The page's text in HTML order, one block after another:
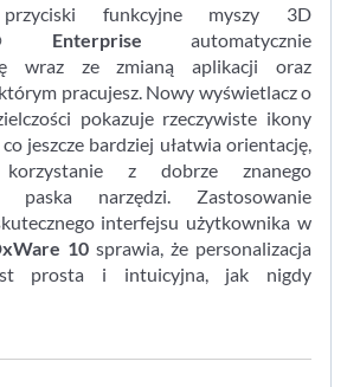
przyciski funkcyjne myszy 3D
Enterprise automatycznie
wraz ze zmianą aplikacji oraz
pracujesz. Nowy wyświetlacz o
pokazuje rzeczywiste ikony
jeszcze bardziej ułatwia orientację,
korzystanie z dobrze znanego
paska narzędzi. Zastosowanie
interfejsu użytkownika w
10 sprawia, że personalizacja
prosta i intuicyjna, jak nigdy